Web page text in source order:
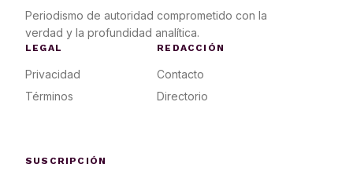
Periodismo de autoridad comprometido con la
verdad y la profundidad analítica.
LEGAL
Privacidad
Términos
REDACCIÓN
Contacto
Directorio
SUSCRIPCIÓN